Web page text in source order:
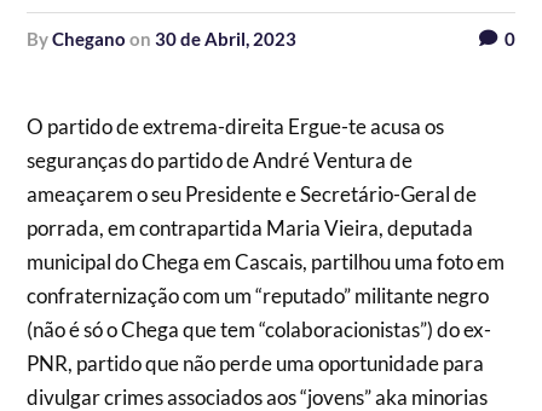
byChegano on30 de Abril, 2023 0
O partido de extrema-direita Ergue-te acusa os
seguranças do partido de André Ventura de
ameaçarem o seu Presidente e Secretário-Geral de
porrada, em contrapartida Maria Vieira, deputada
municipal do Chega em Cascais, partilhou uma foto em
confraternização com um “reputado” militante negro
(não é só o Chega que tem “colaboracionistas”) do ex-
PNR, partido que não perde uma oportunidade para
divulgar crimes associados aos “jovens” aka minorias